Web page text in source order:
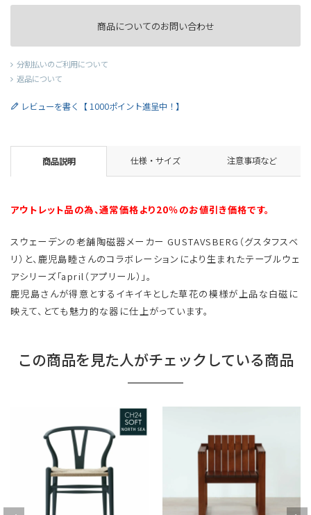
商品についてのお問い合わせ
分割払いのご利用について
返品について
レビューを書く【 1000ポイント進呈中！】
商品説明 仕様・サイズ 注意事項など
アウトレット品の為、通常価格より20％のお値引き価格です。
スウェーデンの老舗陶磁器メーカー GUSTAVSBERG（グスタフスベ
リ）と、鹿児島睦さんのコラボレーションにより生まれたテーブルウェ
アシリーズ「april（アプリール）」。
鹿児島さんが得意とするイキイキとした草花の模様が上品な白磁に
映えて、とても魅力的な器に仕上がっています。
この商品を見た人がチェックしている商品